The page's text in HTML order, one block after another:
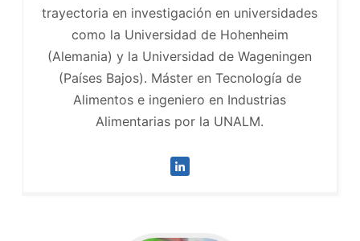
trayectoria en investigación en universidades
como la Universidad de Hohenheim
(Alemania) y la Universidad de Wageningen
(Países Bajos). Máster en Tecnología de
Alimentos e ingeniero en Industrias
Alimentarias por la UNALM.